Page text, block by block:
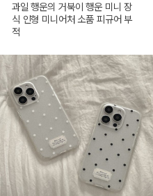
과일 행운의 거북이 행운 미니 장
식 인형 미니어처 소품 피규어 부
적